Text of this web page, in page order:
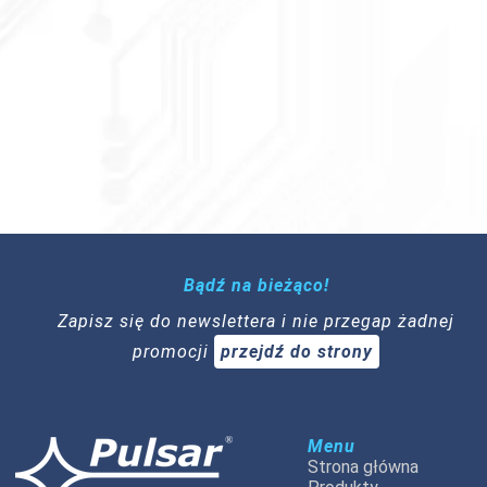
Bądź na bieżąco!
Zapisz się do newslettera i nie przegap żadnej
promocji
przejdź do strony
Menu
Strona główna